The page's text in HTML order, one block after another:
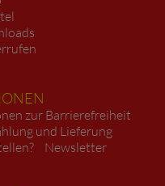
zur Barrierefreiheit
und Lieferung
Newsletter